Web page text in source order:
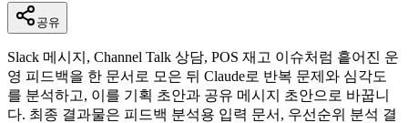
공유
Slack 메시지, Channel Talk 상담, POS 재고 이슈처럼 흩어진 운
영 피드백을 한 문서로 모은 뒤 Claude로 반복 문제와 심각도
를 분석하고, 이를 기획 초안과 공유 메시지 초안으로 바꿉니
다. 최종 결과물은 피드백 분석용 입력 문서, 우선순위 분석 결